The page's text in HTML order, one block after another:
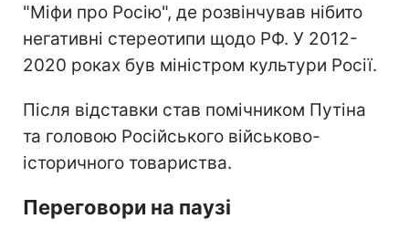
"Міфи про Росію", де розвінчував нібито
негативні стереотипи щодо РФ. У 2012-
2020 роках був міністром культури Росії.
Після відставки став помічником Путіна
та головою Російського військово-
історичного товариства.
Переговори на паузі